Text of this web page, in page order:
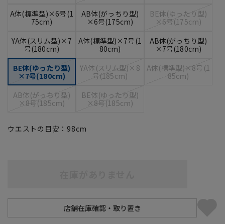
A体(標準型)×6号(1
75cm)
AB体(がっちり型)
×6号(175cm)
BE体(ゆったり型)
×6号(175cm)
YA体(スリム型)×7
号(180cm)
A体(標準型)×7号(1
80cm)
AB体(がっちり型)
×7号(180cm)
BE体(ゆったり型)
×7号(180cm)
YA体(スリム型)×8
号(185cm)
A体(標準型)×8号(1
85cm)
AB体(がっちり型)
×8号(185cm)
BE体(ゆったり型)
×8号(185cm)
ウエストの目安： 98cm